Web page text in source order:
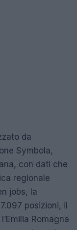
da
Symbola,
con dati che
regionale
jobs, la
posizioni, il
Romagna